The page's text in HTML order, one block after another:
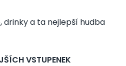
drinky a ta nejlepší hudba
VSTUPENEK